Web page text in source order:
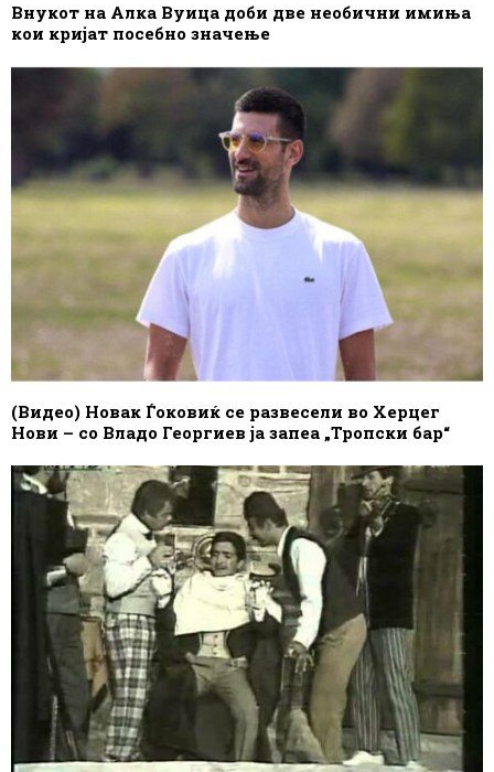
Внукот на Алка Вуица доби две необични имиња
кои кријат посебно значење
(Видео) Новак Ѓоковиќ се развесели во Херцег
Нови – со Владо Георгиев ја запеа „Тропски бар“